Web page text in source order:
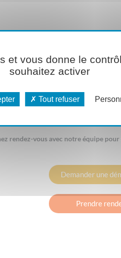
rendez-vous avec notre équipe
Demander une
Prendre
et vous donne le
souhaitez activer
Tout refuser